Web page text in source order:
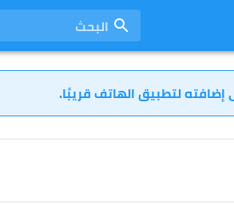
البحث
لتطبيق الهاتف قريبًا.